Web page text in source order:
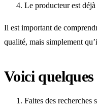
Le producteur est
Il est important de
qualité, mais simplement
Voici
Faites des recherches